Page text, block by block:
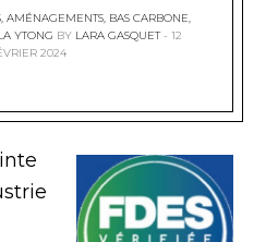
, AMÉNAGEMENTS, BAS CARBONE,
YTONG BY LARA GASQUET
12
2024